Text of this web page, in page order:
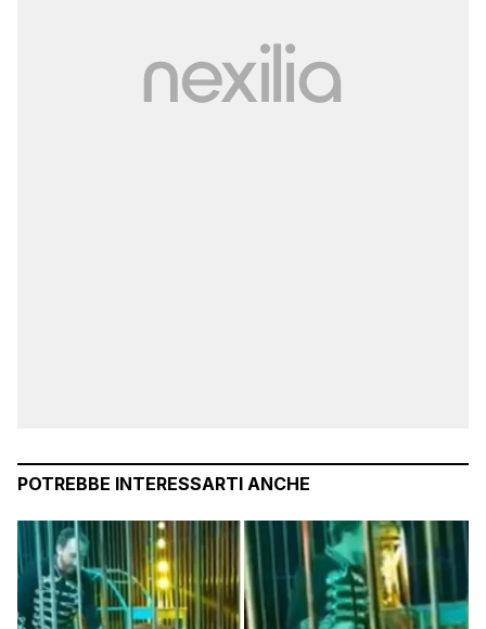
POTREBBE INTERESSARTI ANCHE